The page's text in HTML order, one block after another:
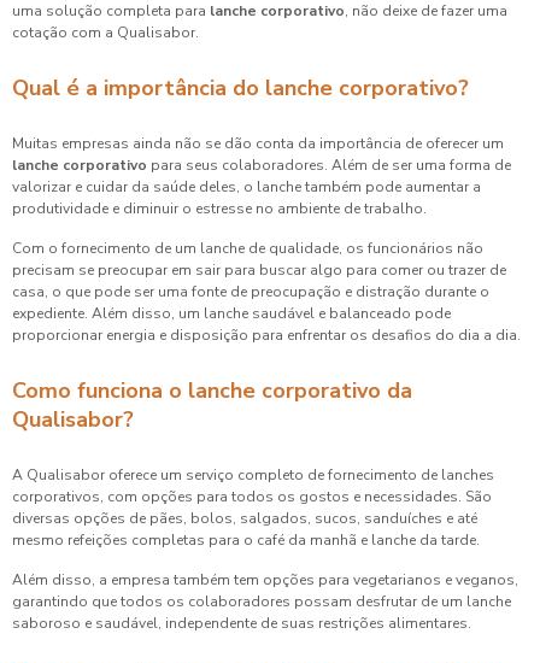
uma solução completa para lanche corporativo, não deixe de fazer uma
cotação com a Qualisabor.
Qual é a importância do lanche corporativo?
Muitas empresas ainda não se dão conta da importância de oferecer um
lanche corporativo para seus colaboradores. Além de ser uma forma de
valorizar e cuidar da saúde deles, o lanche também pode aumentar a
produtividade e diminuir o estresse no ambiente de trabalho.
Com o fornecimento de um lanche de qualidade, os funcionários não
precisam se preocupar em sair para buscar algo para comer ou trazer de
casa, o que pode ser uma fonte de preocupação e distração durante o
expediente. Além disso, um lanche saudável e balanceado pode
proporcionar energia e disposição para enfrentar os desafios do dia a dia.
Como funciona o lanche corporativo da
Qualisabor?
A Qualisabor oferece um serviço completo de fornecimento de lanches
corporativos, com opções para todos os gostos e necessidades. São
diversas opções de pães, bolos, salgados, sucos, sanduíches e até
mesmo refeições completas para o café da manhã e lanche da tarde.
Além disso, a empresa também tem opções para vegetarianos e veganos,
garantindo que todos os colaboradores possam desfrutar de um lanche
saboroso e saudável, independente de suas restrições alimentares.